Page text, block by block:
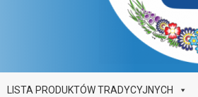
LISTA PRODUKTÓW TRADYCYJNYCH